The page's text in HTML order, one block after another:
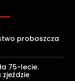
proboszcza
75-lecie.